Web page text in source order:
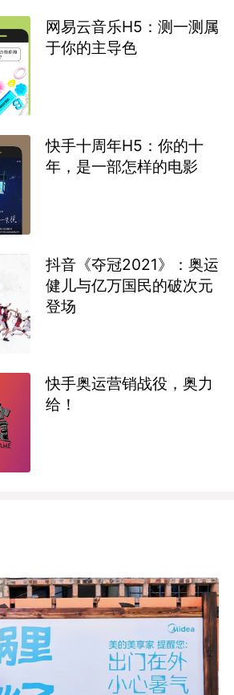
网易云音乐H5：测一测属
于你的主导色
快手十周年H5：你的十
年，是一部怎样的电影
抖音《夺冠2021》：奥运
健儿与亿万国民的破次元
登场
快手奥运营销战役，奥力
给！